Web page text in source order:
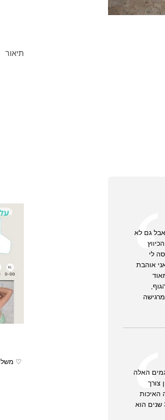
אבל גם לא
לי
אוהבת
האלה
צורך
האיכות
שאין עליה ויכוח.. יש לי בגד ים מלפני 3 שנים הוא
תיאור